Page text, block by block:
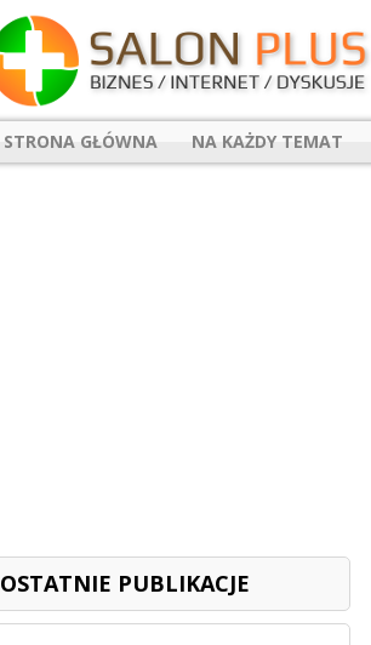
STRONA GŁÓWNA NA KAŻDY TEMAT
OSTATNIE PUBLIKACJE